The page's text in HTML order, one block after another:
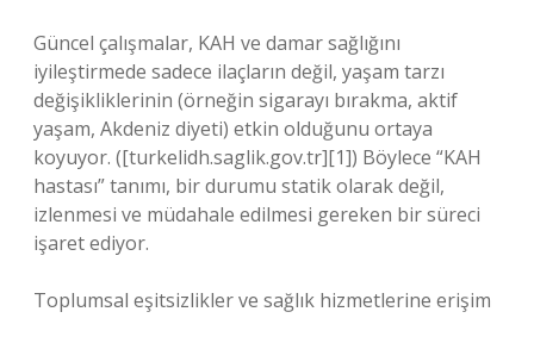
Güncel çalışmalar, KAH ve damar sağlığını
iyileştirmede sadece ilaçların değil, yaşam tarzı
değişikliklerinin (örneğin sigarayı bırakma, aktif
yaşam, Akdeniz diyeti) etkin olduğunu ortaya
koyuyor. ([turkelidh.saglik.gov.tr][1]) Böylece “KAH
hastası” tanımı, bir durumu statik olarak değil,
izlenmesi ve müdahale edilmesi gereken bir süreci
işaret ediyor.
Toplumsal eşitsizlikler ve sağlık hizmetlerine erişim